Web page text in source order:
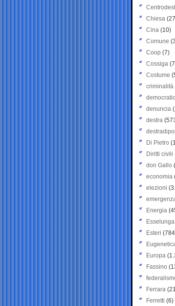
Chiesa
Cina (10)
Comune
Coop (7)
Cossiga
Costume
criminalità
denuncia
destra
Di Pietro
Diritti civili
don Gallo
economia
elezioni
Energia
Esselunga
Esteri
Europa
Fassino
Ferrara
Ferretti (6)